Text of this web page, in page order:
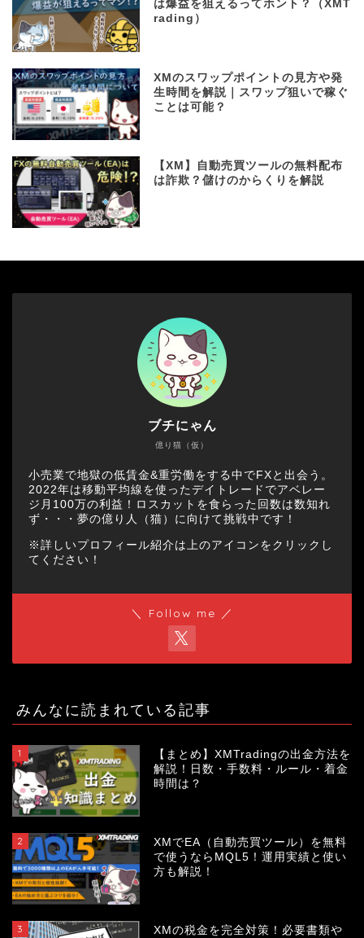
は爆益を狙えるってホント？（XMT
rading）
XMのスワップポイントの見方や発
生時間を解説｜スワップ狙いで稼ぐ
ことは可能？
【XM】自動売買ツールの無料配布
は詐欺？儲けのからくりを解説
億り猫（仮）
ブチにゃん
小売業で地獄の低賃金&重労働をする中でFXと出会う。
2022年は移動平均線を使ったデイトレードでアベレー
ジ月100万の利益！ロスカットを食らった回数は数知れ
ず・・・夢の億り人（猫）に向けて挑戦中です！
※詳しいプロフィール紹介は上のアイコンをクリックし
てください！
＼ Follow me ／
みんなに読まれている記事
1
【まとめ】XMTradingの出金方法を
解説！日数・手数料・ルール・着金
時間は？
2
XMでEA（自動売買ツール）を無料
で使うならMQL5！運用実績と使い
方も解説！
3
XMの税金を完全対策！必要書類や